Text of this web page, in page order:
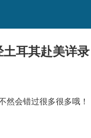
土耳其赴美详录
然会错过很多很多哦！